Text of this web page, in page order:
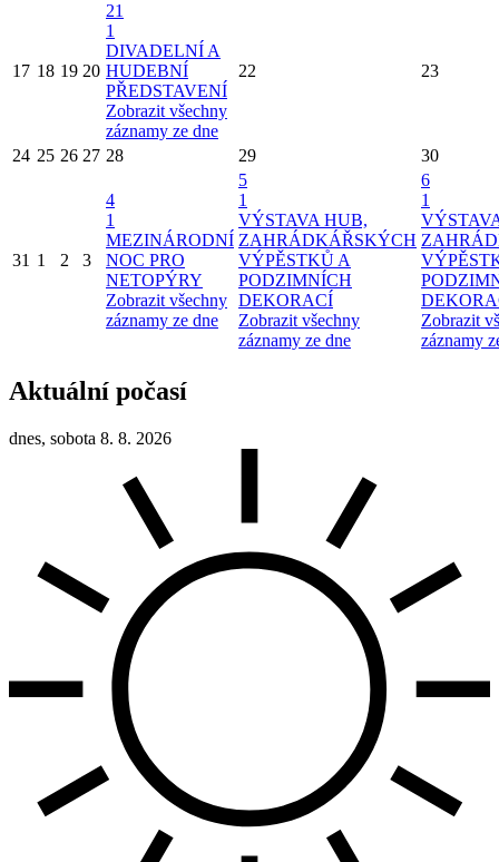
17 18 19 20
21
1
DIVADELNÍ A
HUDEBNÍ
PŘEDSTAVENÍ
Zobrazit všechny
záznamy ze dne
22 23
24 25 26 27 28 29 30
31 1 2 3
4
1
MEZINÁRODNÍ
NOC PRO
NETOPÝRY
Zobrazit všechny
záznamy ze dne
5
1
VÝSTAVA HUB,
ZAHRÁDKÁŘSKÝCH
VÝPĚSTKŮ A
PODZIMNÍCH
DEKORACÍ
Zobrazit všechny
záznamy ze dne
6
1
Zobrazit
záznamy
Aktuální počasí
dnes, sobota 8. 8. 2026